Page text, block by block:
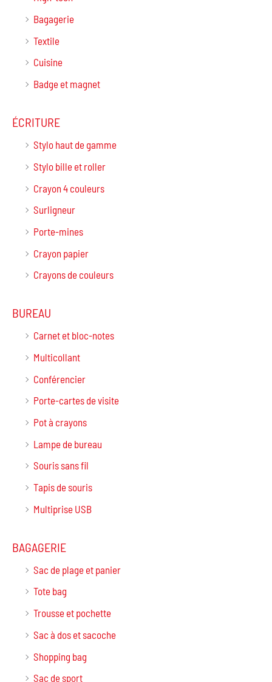
Bagagerie
Textile
Cuisine
Badge et magnet
ÉCRITURE
Stylo haut de gamme
Stylo bille et roller
Crayon 4 couleurs
Surligneur
Porte-mines
Crayon papier
Crayons de couleurs
BUREAU
Carnet et bloc-notes
Multicollant
Conférencier
Porte-cartes de visite
Pot à crayons
Lampe de bureau
Souris sans fil
Tapis de souris
Multiprise USB
BAGAGERIE
Sac de plage et panier
Tote bag
Trousse et pochette
Sac à dos et sacoche
Shopping bag
Sac de sport